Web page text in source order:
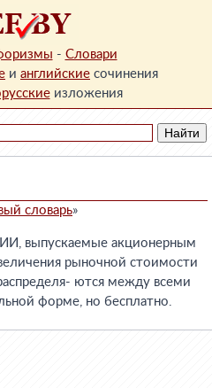
- Словари
и английские сочинения
изложения
словарь»
выпускаемые акционерным
рыночной стоимости
ются между всеми
форме, но бесплатно.